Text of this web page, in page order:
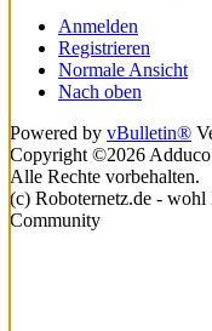
Anmelden
Registrieren
Normale Ansicht
Nach oben
Powered by vBulletin®
Copyright ©2026
Alle Rechte vorbehalten.
(c) Roboternetz.de -
Community